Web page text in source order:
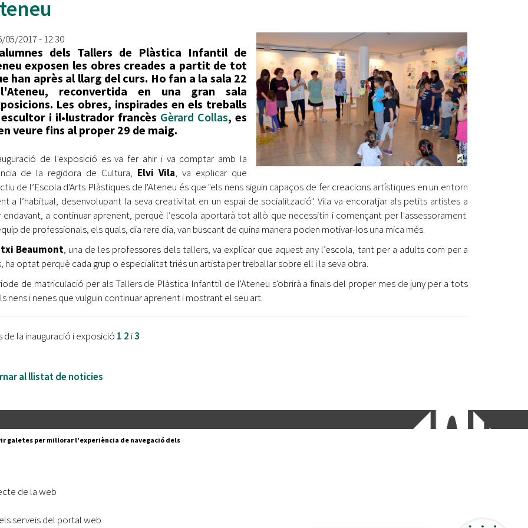
Retiment de Comptes
Accés a Informació Pública
Dades Obertes
Catàleg de Serveis i Tràmits
Oberta la convocatòria d'Ajuts per a l'autoocupació
jove 2026
Cerdanyola opta a més de 5 milions d'euros del Pla de
Barris per transformar les Fontetes, Quatre Cantons i
l'entorn de l'avinguda Catalunya
El FIT presenta el cartell de la seva 16a edició i dona el
tret de sortida al festival
L’Ajuntament reparteix ulleres gratuïtes per veure
Entitats
Equipaments
Mercats Municipals
Webs Municipals
05/2017 - 12:30
dels Tallers de Plàstica Infantil de
exposen les obres creades a partit de tot
han après al llarg del curs. Ho fan a la sala 22
reconvertida en una gran sala
Les obres, inspirades en els treballs
i il•lustrador francès Gèrard Collas, es
veure fins al proper 29 de maig.
de l'exposició es va fer ahir i va comptar amb la
de la regidora de Cultura, Elvi Vila, va explicar que
de l’Escola d'Arts Plàstiques de l'Ateneu és que "els nens siguin capaços de fer creacions artístiques en un entorn
a l’habitual, desenvolupant la seva creativitat en un espai de socialització". Vila va encoratjar als petits artistes a
endavant, a continuar aprenent, perquè l’escola aportarà tot allò que necessitin i començant per l'assessorament
de professionals, els quals, dia rere dia, van buscant de quina manera poden motivar-los una mica més.
Beaumont, una de les professores dels tallers, va explicar que aquest any l’escola, tant per a adults com per a
ha optat perquè cada grup o especialitat triés un artista per treballar sobre ell i la seva obra.
de matriculació per als Tallers de Plàstica Infanttil de l'Ateneu s'obrirà a finals del proper mes de juny per a tots
nens i nenes que vulguin continuar aprenent i mostrant el seu art.
de la inauguració i exposició 1 2 i3
al llistat de noticies
Layret, s/n
Segueix-nos a:
galetes per millorar l'experiència de navegació dels
de la web
serveis del portal web